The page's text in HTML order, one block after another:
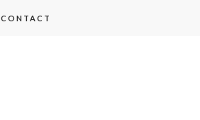
CONTACT